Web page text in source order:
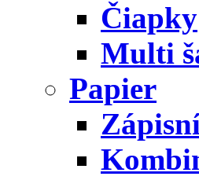
Čiapky
Multi
Papier